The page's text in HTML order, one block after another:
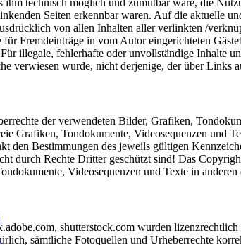
Seiten erkennbar waren. Auf die aktuelle
von allen Inhalten aller verlinkten /
Fremdeinträge in vom Autor eingerichteten
illegale, fehlerhafte oder unvollständige Inhalte
verwiesen wurde, nicht derjenige, der über
der verwendeten Bilder, Grafiken,
Grafiken, Tondokumente, Videosequenzen und
den Bestimmungen des jeweils gültigen
durch Rechte Dritter geschützt sind! Das
Videosequenzen und Texte in
shutterstock.com wurden
sämtliche Fotoquellen und Urheberrechte